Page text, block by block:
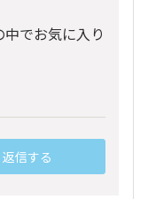
でお気に入り
返信する